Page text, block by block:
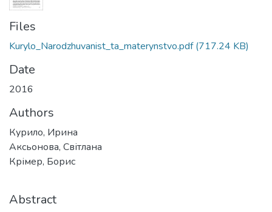
Files
Kurylo_Narodzhuvanist_ta_materynstvo.pdf(717.24 KB)
Date
2016
Authors
Курило, Ирина
Аксьонова, Світлана
Крімер, Борис
Abstract